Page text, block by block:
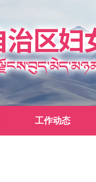
工作动态